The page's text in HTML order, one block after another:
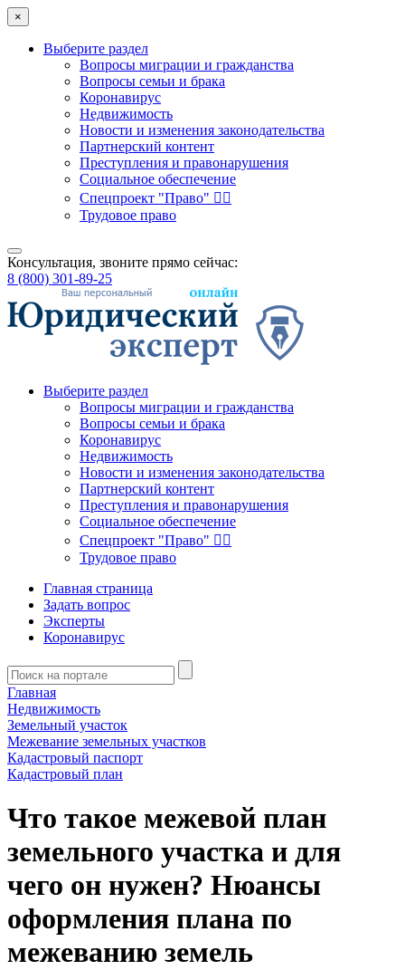
×
Выберите раздел
Вопросы миграции и гражданства
Вопросы семьи и брака
Коронавирус
Недвижимость
Новости и изменения законодательства
Партнерский контент
Преступления и правонарушения
Социальное обеспечение
Спецпроект "Право" 👮‍♂️
Трудовое право
Консультация, звоните прямо сейчас:
8 (800) 301-89-25
Выберите раздел
Вопросы миграции и гражданства
Вопросы семьи и брака
Коронавирус
Недвижимость
Новости и изменения законодательства
Партнерский контент
Преступления и правонарушения
Социальное обеспечение
Спецпроект "Право" 👮‍♂️
Трудовое право
Главная страница
Задать вопрос
Эксперты
Коронавирус
Главная
Недвижимость
Земельный участок
Межевание земельных участков
Кадастровый паспорт
Кадастровый план
Что такое межевой план
земельного участка и для
чего он нужен? Нюансы
оформления плана по
межеванию земель